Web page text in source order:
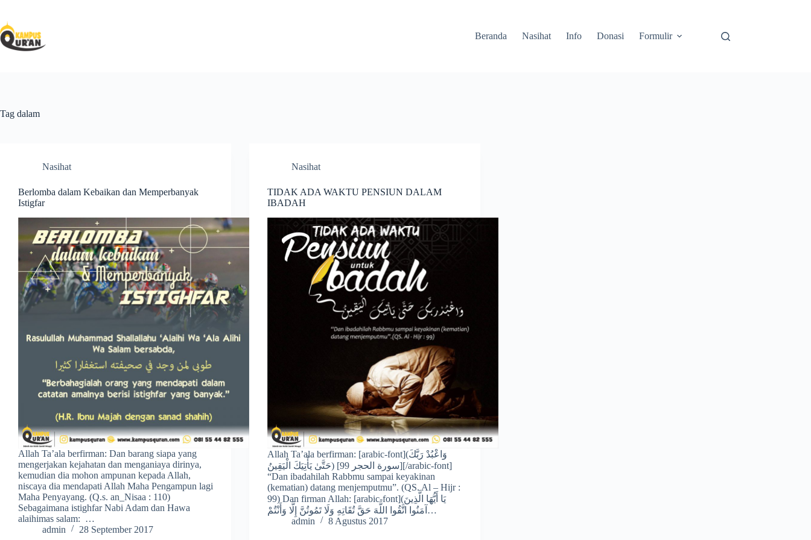
Beranda Nasihat Info Donasi Formulir
Tag dalam
Nasihat
Berlomba dalam Kebaikan dan Memperbanyak
Istigfar
Allah Ta’ala berfirman: Dan barang siapa yang
mengerjakan kejahatan dan menganiaya dirinya,
kemudian dia mohon ampunan kepada Allah,
niscaya dia mendapati Allah Maha Pengampun lagi
Maha Penyayang. (Q.s. an_Nisaa : 110)
Sebagaimana istighfar Nabi Adam dan Hawa
alaihimas salam: …
admin
28 September 2017
Nasihat
TIDAK ADA WAKTU PENSIUN DALAM
IBADAH
Allah Ta’ala berfirman: [arabic-font](وَاعْبُدْ رَبَّكَ
حَتَّىٰ يَأْتِيَكَ الْيَقِينُ) [سورة الحجر 99][/arabic-font]
“Dan ibadahilah Rabbmu sampai keyakinan
(kematian) datang menjemputmu”. (QS. Al – Hijr :
99) Dan firman Allah: [arabic-font](يَا أَيُّهَا الَّذِينَ
آمَنُوا اتَّقُوا اللَّهَ حَقَّ تُقَاتِهِ وَلَا تَمُوتُنَّ إِلَّا وَأَنْتُمْ…
admin
8 Agustus 2017